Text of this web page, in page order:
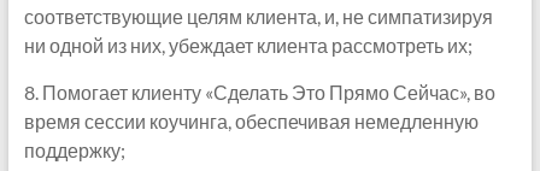
соответствующие целям клиента, и, не симпатизируя
ни одной из них, убеждает клиента рассмотреть их;
8. Помогает клиенту «Сделать Это Прямо Сейчас», во
время сессии коучинга, обеспечивая немедленную
поддержку;